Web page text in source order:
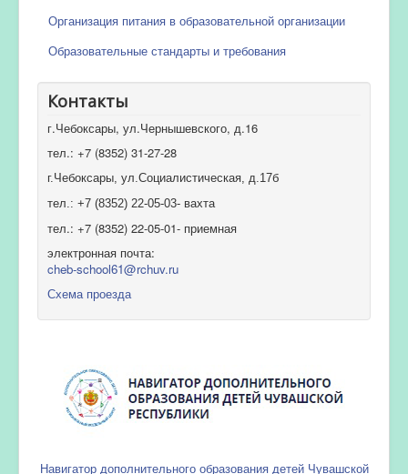
Организация питания в образовательной организации
Образовательные стандарты и требования
Контакты
г.Чебоксары, ул.Чернышевского, д.16
тел.: +7 (8352) 31-27-28
г.Чебоксары, ул.Социалистическая, д.17б
тел.: +7 (8352) 22-05-03- вахта
тел.: +7 (8352) 22-05-01- приемная
электронная почта:
cheb-school61@rchuv.ru
Схема проезда
Навигатор дополнительного образования детей Чувашской